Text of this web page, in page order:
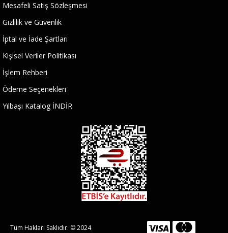
Mesafeli Satış Sözleşmesi
Gizlilik ve Güvenlik
İptal ve İade Şartları
Kişisel Veriler Politikası
İşlem Rehberi
Ödeme Seçenekleri
Yılbaşı Katalog İNDİR
Tüm Hakları Saklıdır. © 2024